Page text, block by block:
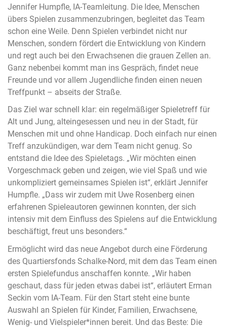
Jennifer Humpfle, IA-Teamleitung. Die Idee, Menschen
übers Spielen zusammenzubringen, begleitet das Team
schon eine Weile. Denn Spielen verbindet nicht nur
Menschen, sondern fördert die Entwicklung von Kindern
und regt auch bei den Erwachsenen die grauen Zellen an.
Ganz nebenbei kommt man ins Gespräch, findet neue
Freunde und vor allem Jugendliche finden einen neuen
Treffpunkt – abseits der Straße.
Das Ziel war schnell klar: ein regelmäßiger Spieletreff für
Alt und Jung, alteingesessen und neu in der Stadt, für
Menschen mit und ohne Handicap. Doch einfach nur einen
Treff anzukündigen, war dem Team nicht genug. So
entstand die Idee des Spieletags. „Wir möchten einen
Vorgeschmack geben und zeigen, wie viel Spaß und wie
unkompliziert gemeinsames Spielen ist“, erklärt Jennifer
Humpfle. „Dass wir zudem mit Uwe Rosenberg einen
erfahrenen Spieleautoren gewinnen konnten, der sich
intensiv mit dem Einfluss des Spielens auf die Entwicklung
beschäftigt, freut uns besonders.“
Ermöglicht wird das neue Angebot durch eine Förderung
des Quartiersfonds Schalke-Nord, mit dem das Team einen
ersten Spielefundus anschaffen konnte. „Wir haben
geschaut, dass für jeden etwas dabei ist“, erläutert Erman
Seckin vom IA-Team. Für den Start steht eine bunte
Auswahl an Spielen für Kinder, Familien, Erwachsene,
Wenig- und Vielspieler*innen bereit. Und das Beste: Die